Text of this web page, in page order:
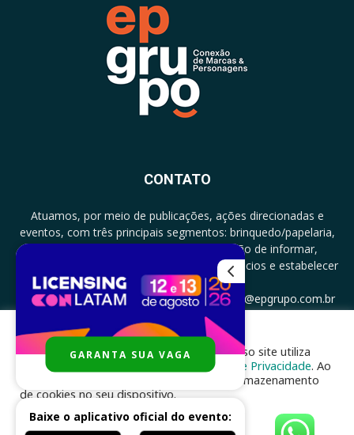
CONTATO
Atuamos, por meio de publicações, ações direcionadas e
eventos, com três principais segmentos: brinquedo/papelaria,
licenciamento e zero a três com a missão de informar,
documentar, proporcionar encontro de negócios e estabelecer
parcerias.
CONTATO: +5511994513097 - atendimento@epgrupo.com.br
SIGA-NOS
Para melhor experiência e navegação, nosso site utiliza
cookies, de acordo com a nossa
Política de Privacidade. Ao
clicar em “aceito”, você concorda com o armazenamento
de cookies no seu dispositivo.
ACEITAR
GARANTA SUA VAGA
Baixe o aplicativo oficial do evento: